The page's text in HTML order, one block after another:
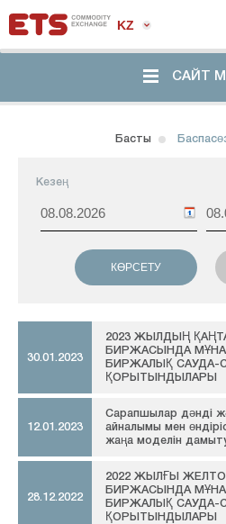
KZ
САЙТ
Басты
Кезең
30.01.2023
2023 ЖЫЛДЫҢ
БИРЖАСЫНДА
БИРЖАЛЫҚ САУДА-
ҚОРЫТЫНДЫЛАРЫ
12.01.2023
Сарапшылар дәнді
айналымы мен
жаңа моделін
28.12.2022
2022 ЖЫЛҒЫ
БИРЖАСЫНДА
БИРЖАЛЫҚ САУДА-
ҚОРЫТЫНДЫЛАРЫ